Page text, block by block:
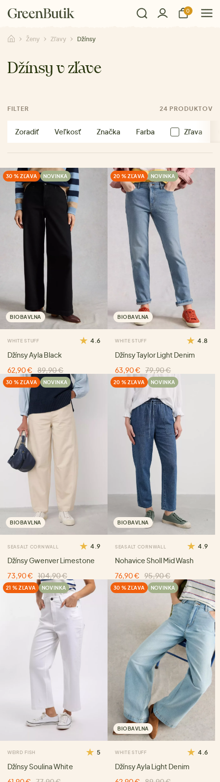
0
Ženy Zľavy Džínsy
Džínsy v zľave
FILTER 24 PRODUKTOV
Zoradiť Veľkosť Značka Farba Zľava
30 % ZĽAVA NOVINKA
BIOBAVLNA
WHITE STUFF 4.6
Džínsy Ayla Black
62,90 €
89,90 €
20 % ZĽAVA NOVINKA
BIOBAVLNA
WHITE STUFF 4.8
Džínsy Taylor Light Denim
63,90 €
79,90 €
30 % ZĽAVA NOVINKA
BIOBAVLNA
SEASALT CORNWALL 4.9
Džínsy Gwenver Limestone
73,90 €
104,90 €
20 % ZĽAVA NOVINKA
BIOBAVLNA
SEASALT CORNWALL 4.9
Nohavice Sholl Mid Wash
76,90 €
95,90 €
21 % ZĽAVA NOVINKA
WEIRD FISH 5
Džínsy Soulina White
30 % ZĽAVA NOVINKA
BIOBAVLNA
WHITE STUFF 4.6
Džínsy Ayla Light Denim